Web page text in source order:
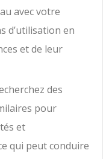
avec votre
d’utilisation en
et de leur
des
pour
et
qui peut conduire